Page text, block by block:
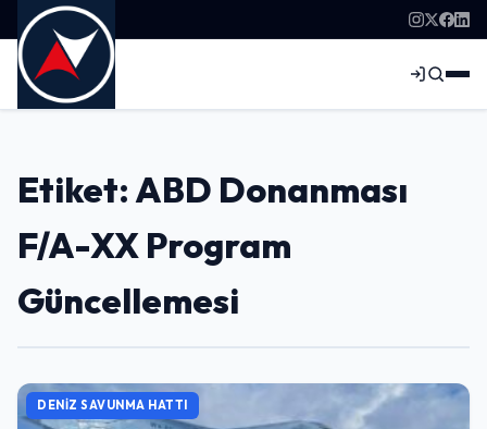
Etiket: ABD Donanması
F/A-XX Program
Güncellemesi
DENIZ SAVUNMA HATTI